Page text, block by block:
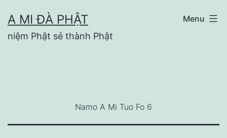
to
content
A MI ĐÀ PHẬT
niệm Phật sẻ thành Phật
Menu
Namo A Mi Tuo Fo 6